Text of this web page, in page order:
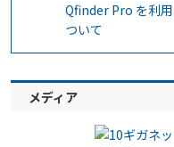
Qfinder Pro を利
ついて
メディア